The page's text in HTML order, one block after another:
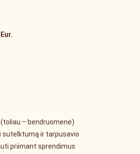
Eur.
– bendruomenė)
sutelktumą ir tarpusavio
priimant sprendimus